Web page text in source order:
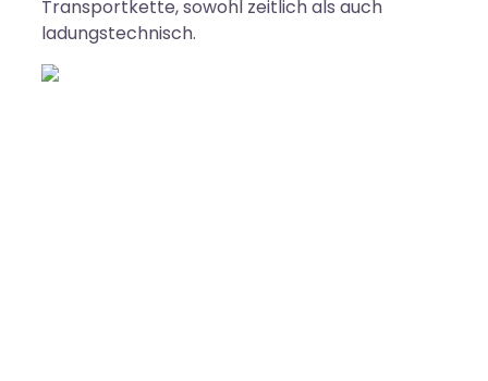
Transportkette, sowohl zeitlich als auch
ladungstechnisch.